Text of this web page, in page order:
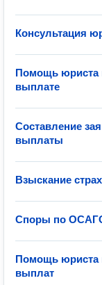
Консультация
Помощь юриста
выплате
Составление
выплаты
Взыскание
Споры по
Помощь юриста
выплат